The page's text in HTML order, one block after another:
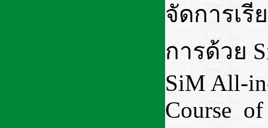
จัดการเ
การด้วย
SiM All-
Course